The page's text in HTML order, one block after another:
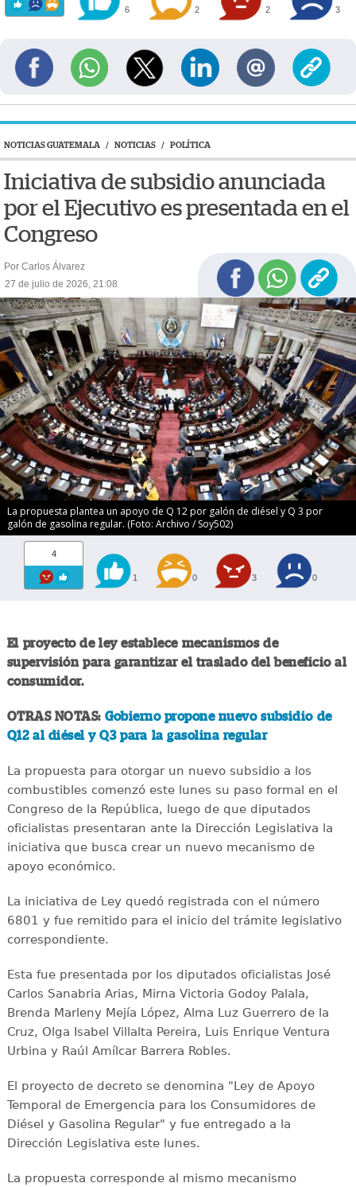
6 2 2 3
NOTICIAS GUATEMALA / NOTICIAS / POLÍTICA
Iniciativa de subsidio anunciada
por el Ejecutivo es presentada en el
Congreso
Por Carlos Álvarez
27 de julio de 2026, 21:08
La propuesta plantea un apoyo de Q 12 por galón de diésel y Q 3 por
galón de gasolina regular. (Foto: Archivo / Soy502)
4
1 0 3 0
El proyecto de ley establece mecanismos de
supervisión para garantizar el traslado del beneficio al
consumidor.
OTRAS NOTAS: Gobierno propone nuevo subsidio de
Q12 al diésel y Q3 para la gasolina regular
La propuesta para otorgar un nuevo subsidio a los
combustibles comenzó este lunes su paso formal en el
Congreso de la República, luego de que diputados
oficialistas presentaran ante la Dirección Legislativa la
iniciativa que busca crear un nuevo mecanismo de
apoyo económico.
La iniciativa de Ley quedó registrada con el número
6801 y fue remitido para el inicio del trámite legislativo
correspondiente.
Esta fue presentada por los diputados oficialistas José
Carlos Sanabria Arias, Mirna Victoria Godoy Palala,
Brenda Marleny Mejía López, Alma Luz Guerrero de la
Cruz, Olga Isabel Villalta Pereira, Luis Enrique Ventura
Urbina y Raúl Amílcar Barrera Robles.
El proyecto de decreto se denomina "Ley de Apoyo
Temporal de Emergencia para los Consumidores de
Diésel y Gasolina Regular" y fue entregado a la
Dirección Legislativa este lunes.
La propuesta corresponde al mismo mecanismo